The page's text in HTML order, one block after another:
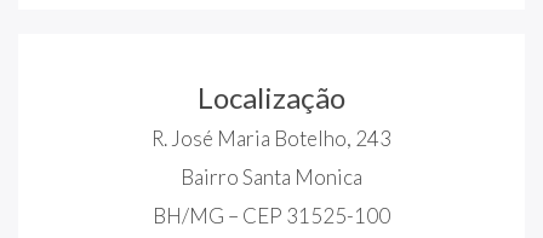
Localização
R. José Maria Botelho, 243
Bairro Santa Monica
BH/MG – CEP 31525-100